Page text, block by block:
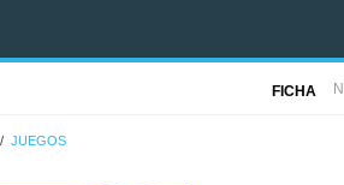
FICHA
JUEGOS